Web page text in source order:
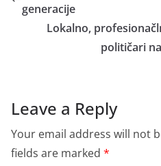
generacije
Lokalno,
političari
Leave a Reply
Your email address will not
fields are marked *